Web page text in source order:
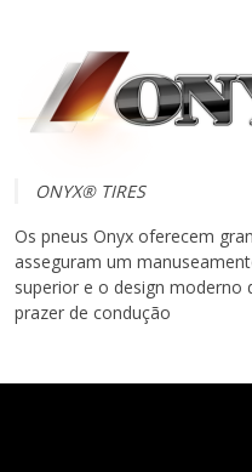
ONYX® TIRES
Os pneus Onyx oferecem
asseguram um
superior e o design
prazer de condução